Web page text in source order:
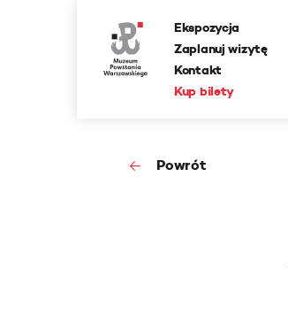
Ekspozycja
Zaplanuj wizytę
Kontakt
Kup bilety
Powrót